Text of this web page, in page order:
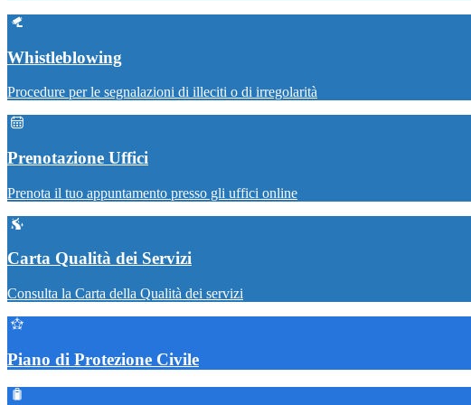
Whistleblowing
Procedure per le segnalazioni di illeciti o di irregolarità
Prenotazione Uffici
Prenota il tuo appuntamento presso gli uffici online
Carta Qualità dei Servizi
Consulta la Carta della Qualità dei servizi
Piano di Protezione Civile